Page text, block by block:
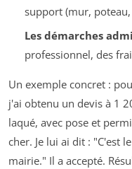
support (mur, poteau,
Les démarches
professionnel, des
Un exemple concret :
j'ai obtenu un devis à 1
laqué, avec pose et
cher. Je lui ai dit : "C'est
mairie." Il a accepté.